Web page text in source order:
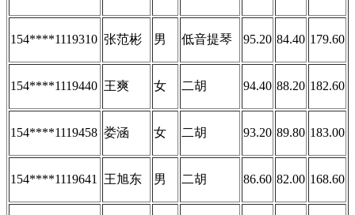
154****1119310 张范彬 男 低音提琴 95.20 84.40 179.60
154****1119440 王爽 女 二胡 94.40 88.20 182.60
154****1119458 娄涵 女 二胡 93.20 89.80 183.00
154****1119641 王旭东 男 二胡 86.60 82.00 168.60